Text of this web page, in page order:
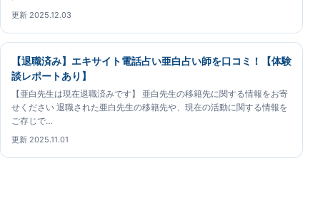
更新 2025.12.03
【退職済み】エキサイト電話占い亜白占い師を口コミ！【体験
談レポートあり】
【亜白先生は現在退職済みです】 亜白先生の移籍先に関する情報をお寄
せください 退職された亜白先生の移籍先や、現在の活動に関する情報を
ご存じで…
更新 2025.11.01